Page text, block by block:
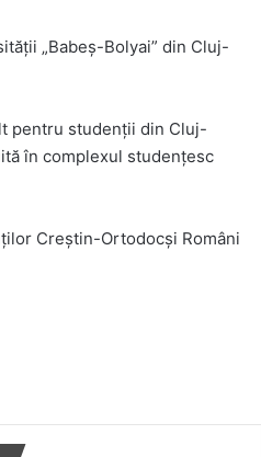
„Babeș-Bolyai” din Cluj-
pentru studenții din Cluj-
în complexul studențesc
Creștin-Ortodocși Români